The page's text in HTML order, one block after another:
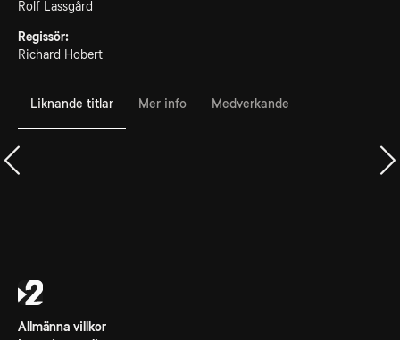
Rolf Lassgård
Regissör:
Richard Hobert
Liknande titlar Mer info Medverkande
Allmänna villkor